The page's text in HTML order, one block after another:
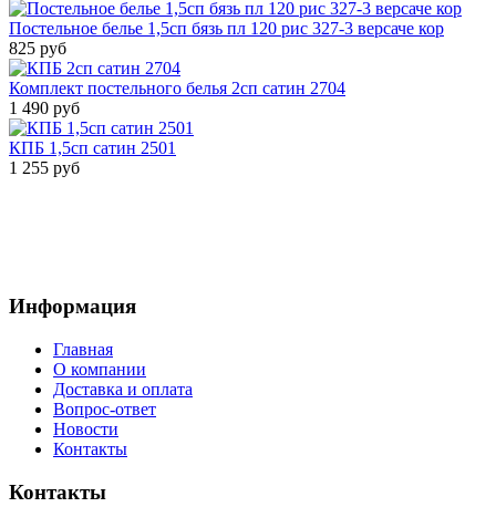
Постельное белье 1,5сп бязь пл 120 рис 327-3 версаче кор
825 руб
Комплект постельного белья 2сп сатин 2704
1 490 руб
КПБ 1,5сп сатин 2501
1 255 руб
Информация
Главная
О компании
Доставка и оплата
Вопрос-ответ
Новости
Контакты
Контакты